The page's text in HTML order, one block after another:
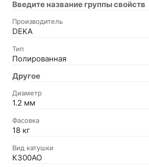
Введите название группы свойств
Производитель
DEKA
Тип
Полированная
Другое
Диаметр
1.2 мм
Фасовка
18 кг
Вид катушки
К300АО